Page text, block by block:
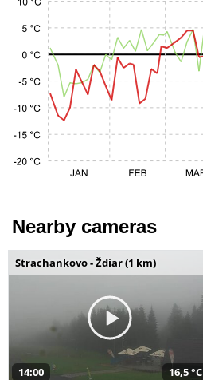
Nearby cameras
Strachankovo - Ždiar (1 km)
14:00 16,5 °C